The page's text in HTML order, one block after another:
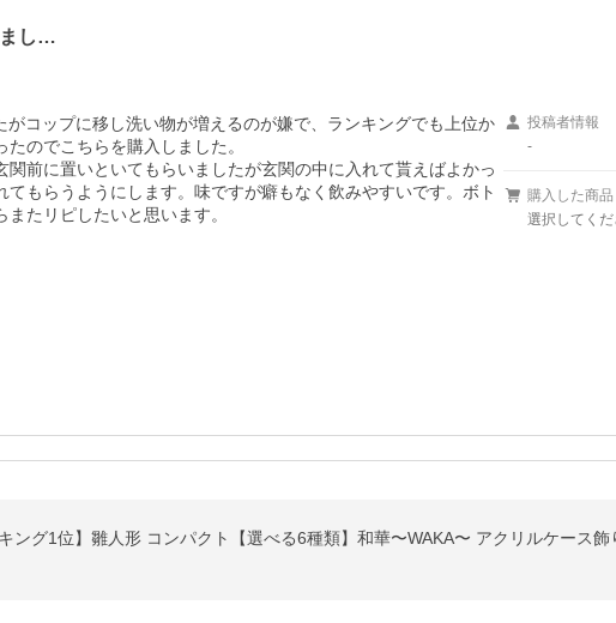
まし…
コップに移し洗い物が増えるのが嫌で、ランキングでも上位か
のでこちらを購入しました。
前に置いといてもらいましたが玄関の中に入れて貰えばよかっ
もらうようにします。味ですが癖もなく飲みやすいです。ボト
たリピしたいと思います。
投稿者情報
-
購入した商品
選択してく
ング1位】雛人形 コンパクト【選べる6種類】和華〜WAKA〜 アクリルケース飾